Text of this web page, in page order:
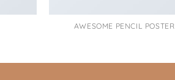
AWESOME PENCIL POSTER